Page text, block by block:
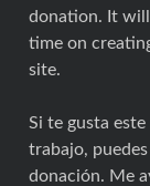
donation. It
time on
site.
Si te gusta
trabajo,
donación. Me